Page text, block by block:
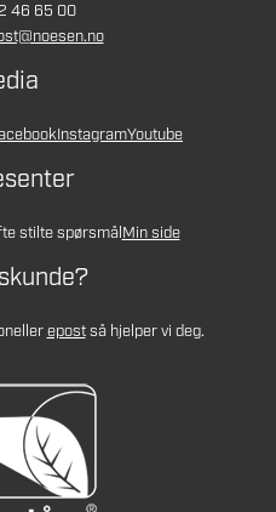
46 65 00
InstagramYoutube
stilte spørsmålMin side
ellerepostså hjelper vi deg.